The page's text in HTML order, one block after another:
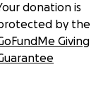
donation is
by the
Giving